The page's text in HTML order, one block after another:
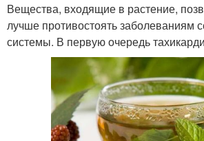
Вещества, входящие в растение,
лучше противостоять заболеваниям
системы. В первую очередь